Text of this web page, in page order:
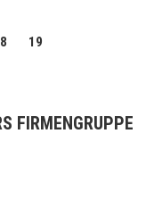
19
FIRMENGRUPPE